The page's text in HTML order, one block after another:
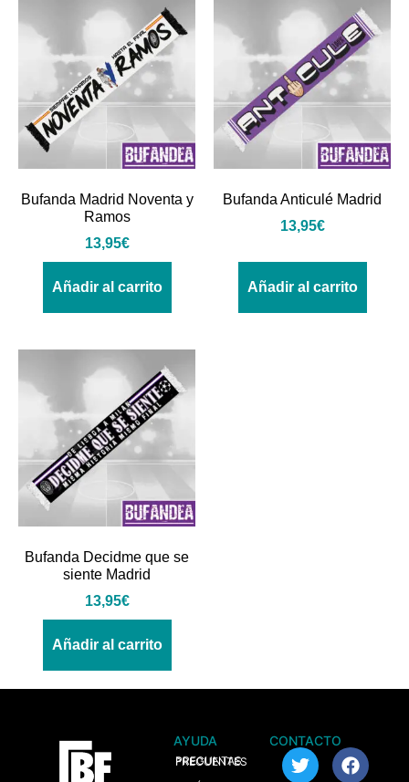
Bufanda Madrid Noventa y
Ramos
13,95€
Añadir al carrito
Bufanda Anticulé Madrid
13,95€
Añadir al carrito
Bufanda Decidme que se
siente Madrid
13,95€
Añadir al carrito
AYUDA
> PREGUNTAS FRECUENTES
CONTACTO